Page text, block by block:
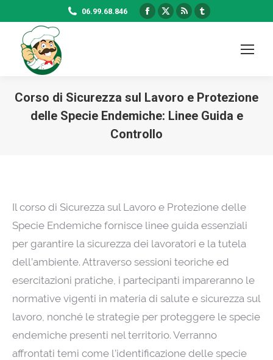
06.99.68.846
Facebook
X
window
Rss
window
Tumblr
window
Corso di Sicurezza sul Lavoro e Protezione
delle Specie Endemiche: Linee Guida e
Controllo
Il corso di Sicurezza sul Lavoro e Protezione delle
Specie Endemiche fornisce linee guida essenziali
per garantire la sicurezza dei lavoratori e la tutela
dell’ambiente. Attraverso sessioni teoriche ed
esercitazioni pratiche, i partecipanti impareranno le
normative vigenti in materia di salute e sicurezza sul
lavoro, nonché le strategie per proteggere le specie
endemiche presenti nel territorio. Verranno
affrontati temi come l’identificazione delle specie